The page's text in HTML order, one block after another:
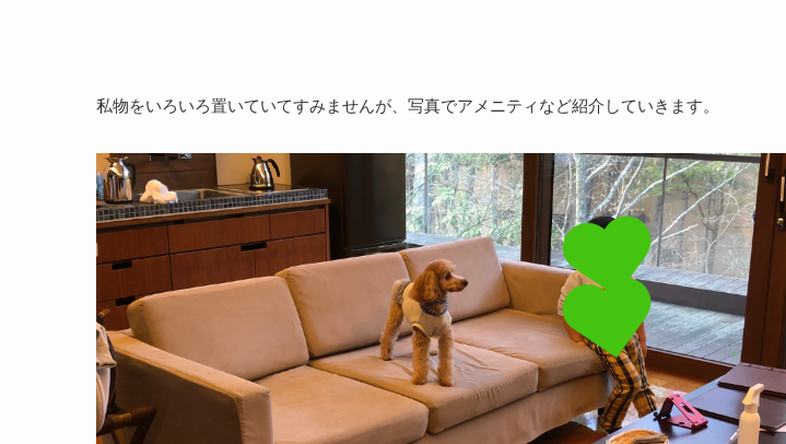
私物をいろいろ置いていてすみませんが、写真でアメニティなど紹介していきます。